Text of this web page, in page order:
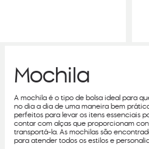
Mochila
A mochila é o tipo de bolsa ideal para
no dia a dia de uma maneira bem
perfeitos para levar os itens essenciais
contar com alças que proporcionam
transportá-la. As mochilas são
para atender todos os estilos e